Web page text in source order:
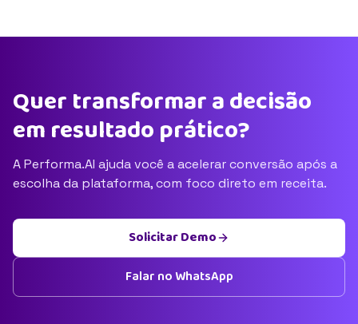
Quer transformar a decisão
em resultado prático?
A Performa.AI ajuda você a acelerar conversão após a
escolha da plataforma, com foco direto em receita.
Solicitar Demo
Falar no WhatsApp